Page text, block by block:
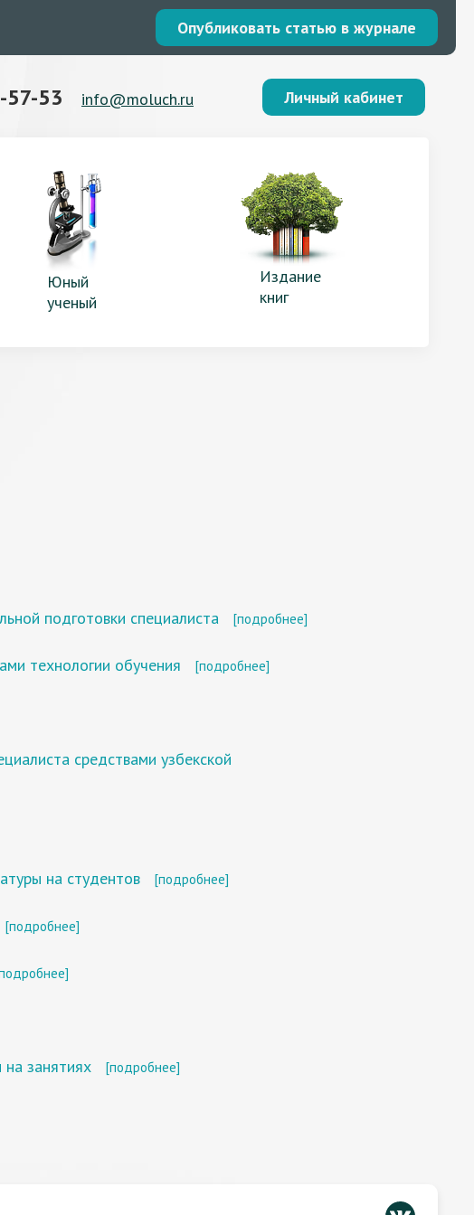
Опубликовать статью в журнале
57-53 info@moluch.ru Личный кабинет
Юный
ученый
Издание
книг
подготовки специалиста [подробнее]
технологии обучения [подробнее]
средствами узбекской
на студентов [подробнее]
[подробнее]
занятиях [подробнее]